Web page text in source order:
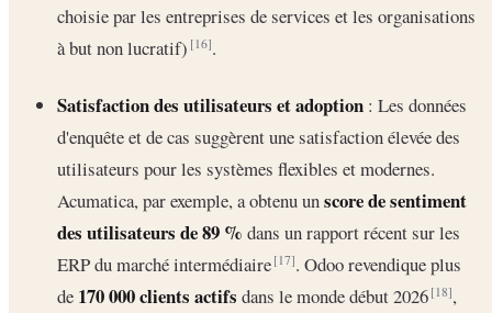
choisie par les entreprises de services et les organisations
à but non lucratif)[16].
Satisfaction des utilisateurs et adoption : Les données
d'enquête et de cas suggèrent une satisfaction élevée des
utilisateurs pour les systèmes flexibles et modernes.
Acumatica, par exemple, a obtenu unscore de sentiment
des utilisateurs de 89 % dans un rapport récent sur les
ERP du marché intermédiaire[17]. Odoo revendique plus
de 170 000 clients actifs dans le monde début 2026[18],